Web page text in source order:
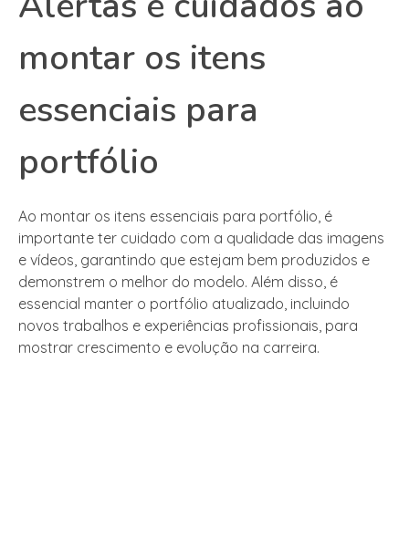
montar os itens
essenciais para
portfólio
Ao montar os itens essenciais para portfólio, é
importante ter cuidado com a qualidade das imagens
e vídeos, garantindo que estejam bem produzidos e
demonstrem o melhor do modelo. Além disso, é
essencial manter o portfólio atualizado, incluindo
novos trabalhos e experiências profissionais, para
mostrar crescimento e evolução na carreira.